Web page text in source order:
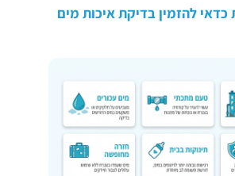
להזמין בדיקת איכות מים